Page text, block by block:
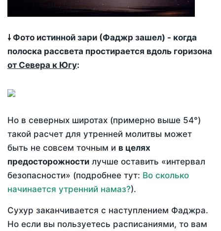
🠗 Фото истинной зари (Фаджр зашел) - когда
полоска рассвета простирается вдоль горизона
от Севера к Югу:
Но в северных широтах (примерно выше 54°)
такой расчет для утренней молитвы может
быть не совсем точным и в целях
предосторожности лучше оставить «интервал
безопасности» (подробнее тут: Во сколько
начинается утренний намаз?).
Сухур заканчивается с наступлением Фаджра.
Но если вы пользуетесь расписаниями, то вам